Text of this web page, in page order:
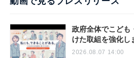
政府全体でこども
けた取組を強化し
2026.08.07 14:00